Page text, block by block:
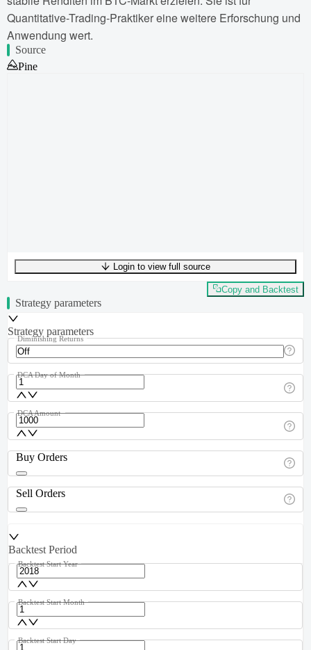
Quantitative-Trading-Praktiker eine weitere Erforschung und
Anwendung wert.
Source
Pine
UTF-8507 bytes93 words0 linesLn 1,Col 0
Login to view full source
Copy and Backtest
Strategy parameters
Strategy parameters
Diminishing Returns
DCA Day of Month
DCA Amount
Buy Orders
Sell Orders
Backtest Period
Backtest Start Year
Backtest Start Month
Backtest Start Day